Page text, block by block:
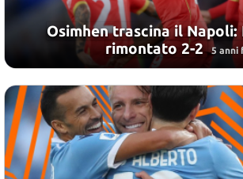
Osimhen trascina il Napoli:
rimontato 2-2 5 anni